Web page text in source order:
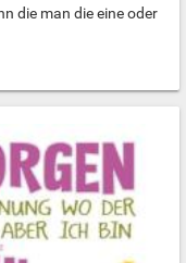
die man die eine oder